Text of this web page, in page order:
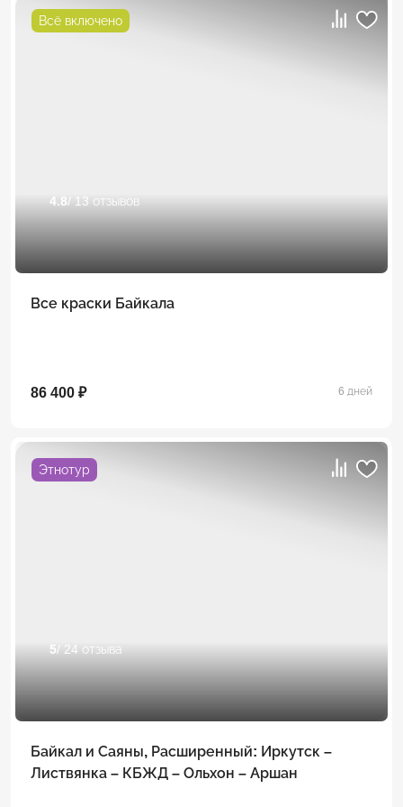
Всё включено
4.8/ 13 отзывов
Все краски Байкала
86 400 ₽ 6 дней
Этнотур
5/ 24 отзыва
Байкал и Саяны, Расширенный: Иркутск –
Листвянка – КБЖД – Ольхон – Аршан